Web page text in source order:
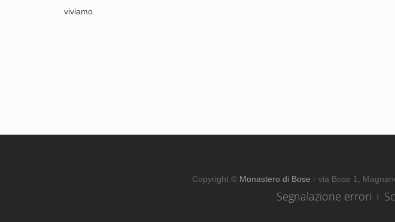
viviamo.
Copyright © Monastero di Bose - via Bose 1,
Segnalazione errori